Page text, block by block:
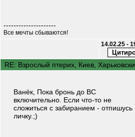
---------------------
Все мечты сбываются!
14.02.25 -
RE: Взрослый птерих, Киев,
Ванёк, Пока бронь до ВС
включительно. Если что-то не
сложиться с забиранием - отпишусь
личку.;)